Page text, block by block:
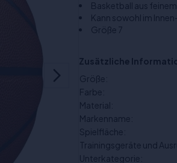
Basketball aus
Kann sowohl im
Größe 7
Zusätzliche
Größe:
Farbe:
Material:
Markenname:
Spielfläche:
Trainingsgeräte und
Unterkategorie: